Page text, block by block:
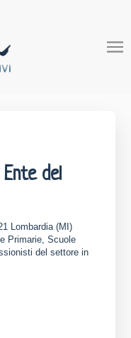
Ente del
Lombardia (MI)
Primarie, Scuole
del settore in